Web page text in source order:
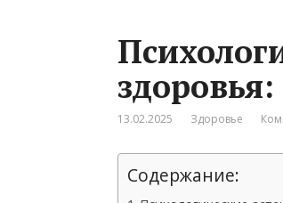
13.02.2025 Здоровье
Содержание: